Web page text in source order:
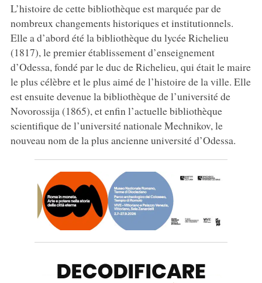
L’histoire de cette bibliothèque est marquée par de
nombreux changements historiques et institutionnels.
Elle a d’abord été la bibliothèque du lycée Richelieu
(1817), le premier établissement d’enseignement
d’Odessa, fondé par le duc de Richelieu, qui était le maire
le plus célèbre et le plus aimé de l’histoire de la ville. Elle
est ensuite devenue la bibliothèque de l’université de
Novorossija (1865), et enfin l’actuelle bibliothèque
scientifique de l’université nationale Mechnikov, le
nouveau nom de la plus ancienne université d’Odessa.